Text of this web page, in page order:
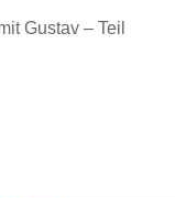
Gustav – Teil